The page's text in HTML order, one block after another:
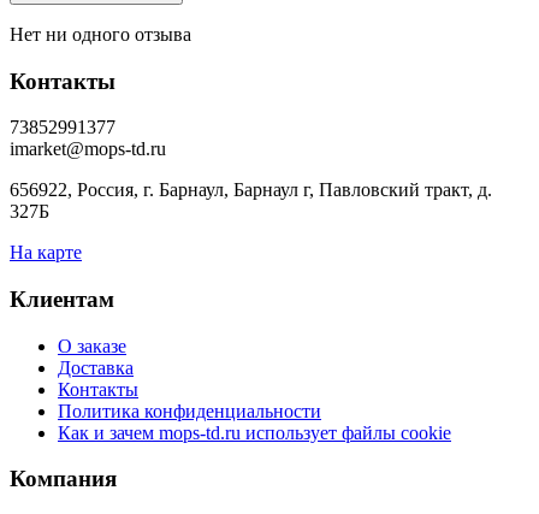
Нет ни одного отзыва
Контакты
73852991377
imarket@mops-td.ru
656922, Россия, г. Барнаул, Барнаул г, Павловский тракт, д.
327Б
На карте
Клиентам
О заказе
Доставка
Контакты
Политика конфиденциальности
Как и зачем mops-td.ru использует файлы cookie
Компания